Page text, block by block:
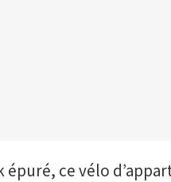
épuré, ce vélo